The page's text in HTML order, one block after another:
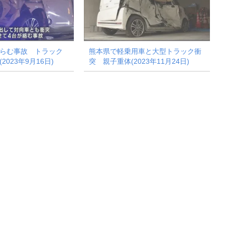
む事故 トラック
年9月16日)
熊本県で軽乗用車と大型トラック衝
突 親子重体(2023年11月24日)